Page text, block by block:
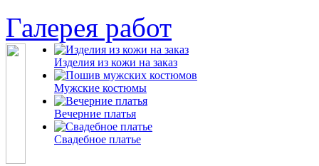
Галерея работ
Изделия из кожи на заказ
Мужские костюмы
Вечерние платья
Свадебное платье